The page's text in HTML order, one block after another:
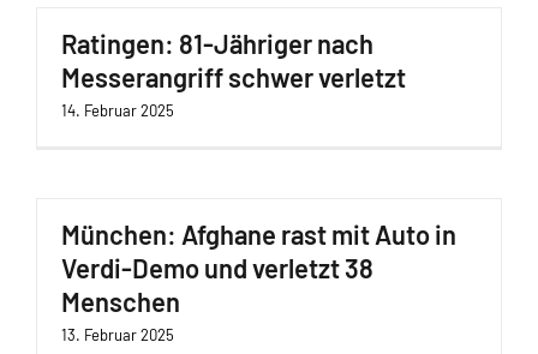
Ratingen: 81-Jähriger nach
Messerangriff schwer verletzt
14. Februar 2025
München: Afghane rast mit Auto in
Verdi-Demo und verletzt 38
Menschen
13. Februar 2025